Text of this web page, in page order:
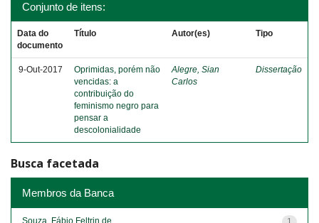
Conjunto de itens:
Data do
documento
Título Autor(es) Tipo
9-Out-2017
Oprimidas, porém não
vencidas: a
contribuição do
feminismo negro para
pensar a
descolonialidade
Alegre, Sian
Carlos
Dissertação
Busca facetada
Membros da Banca
Souza, Fábio Feltrin de